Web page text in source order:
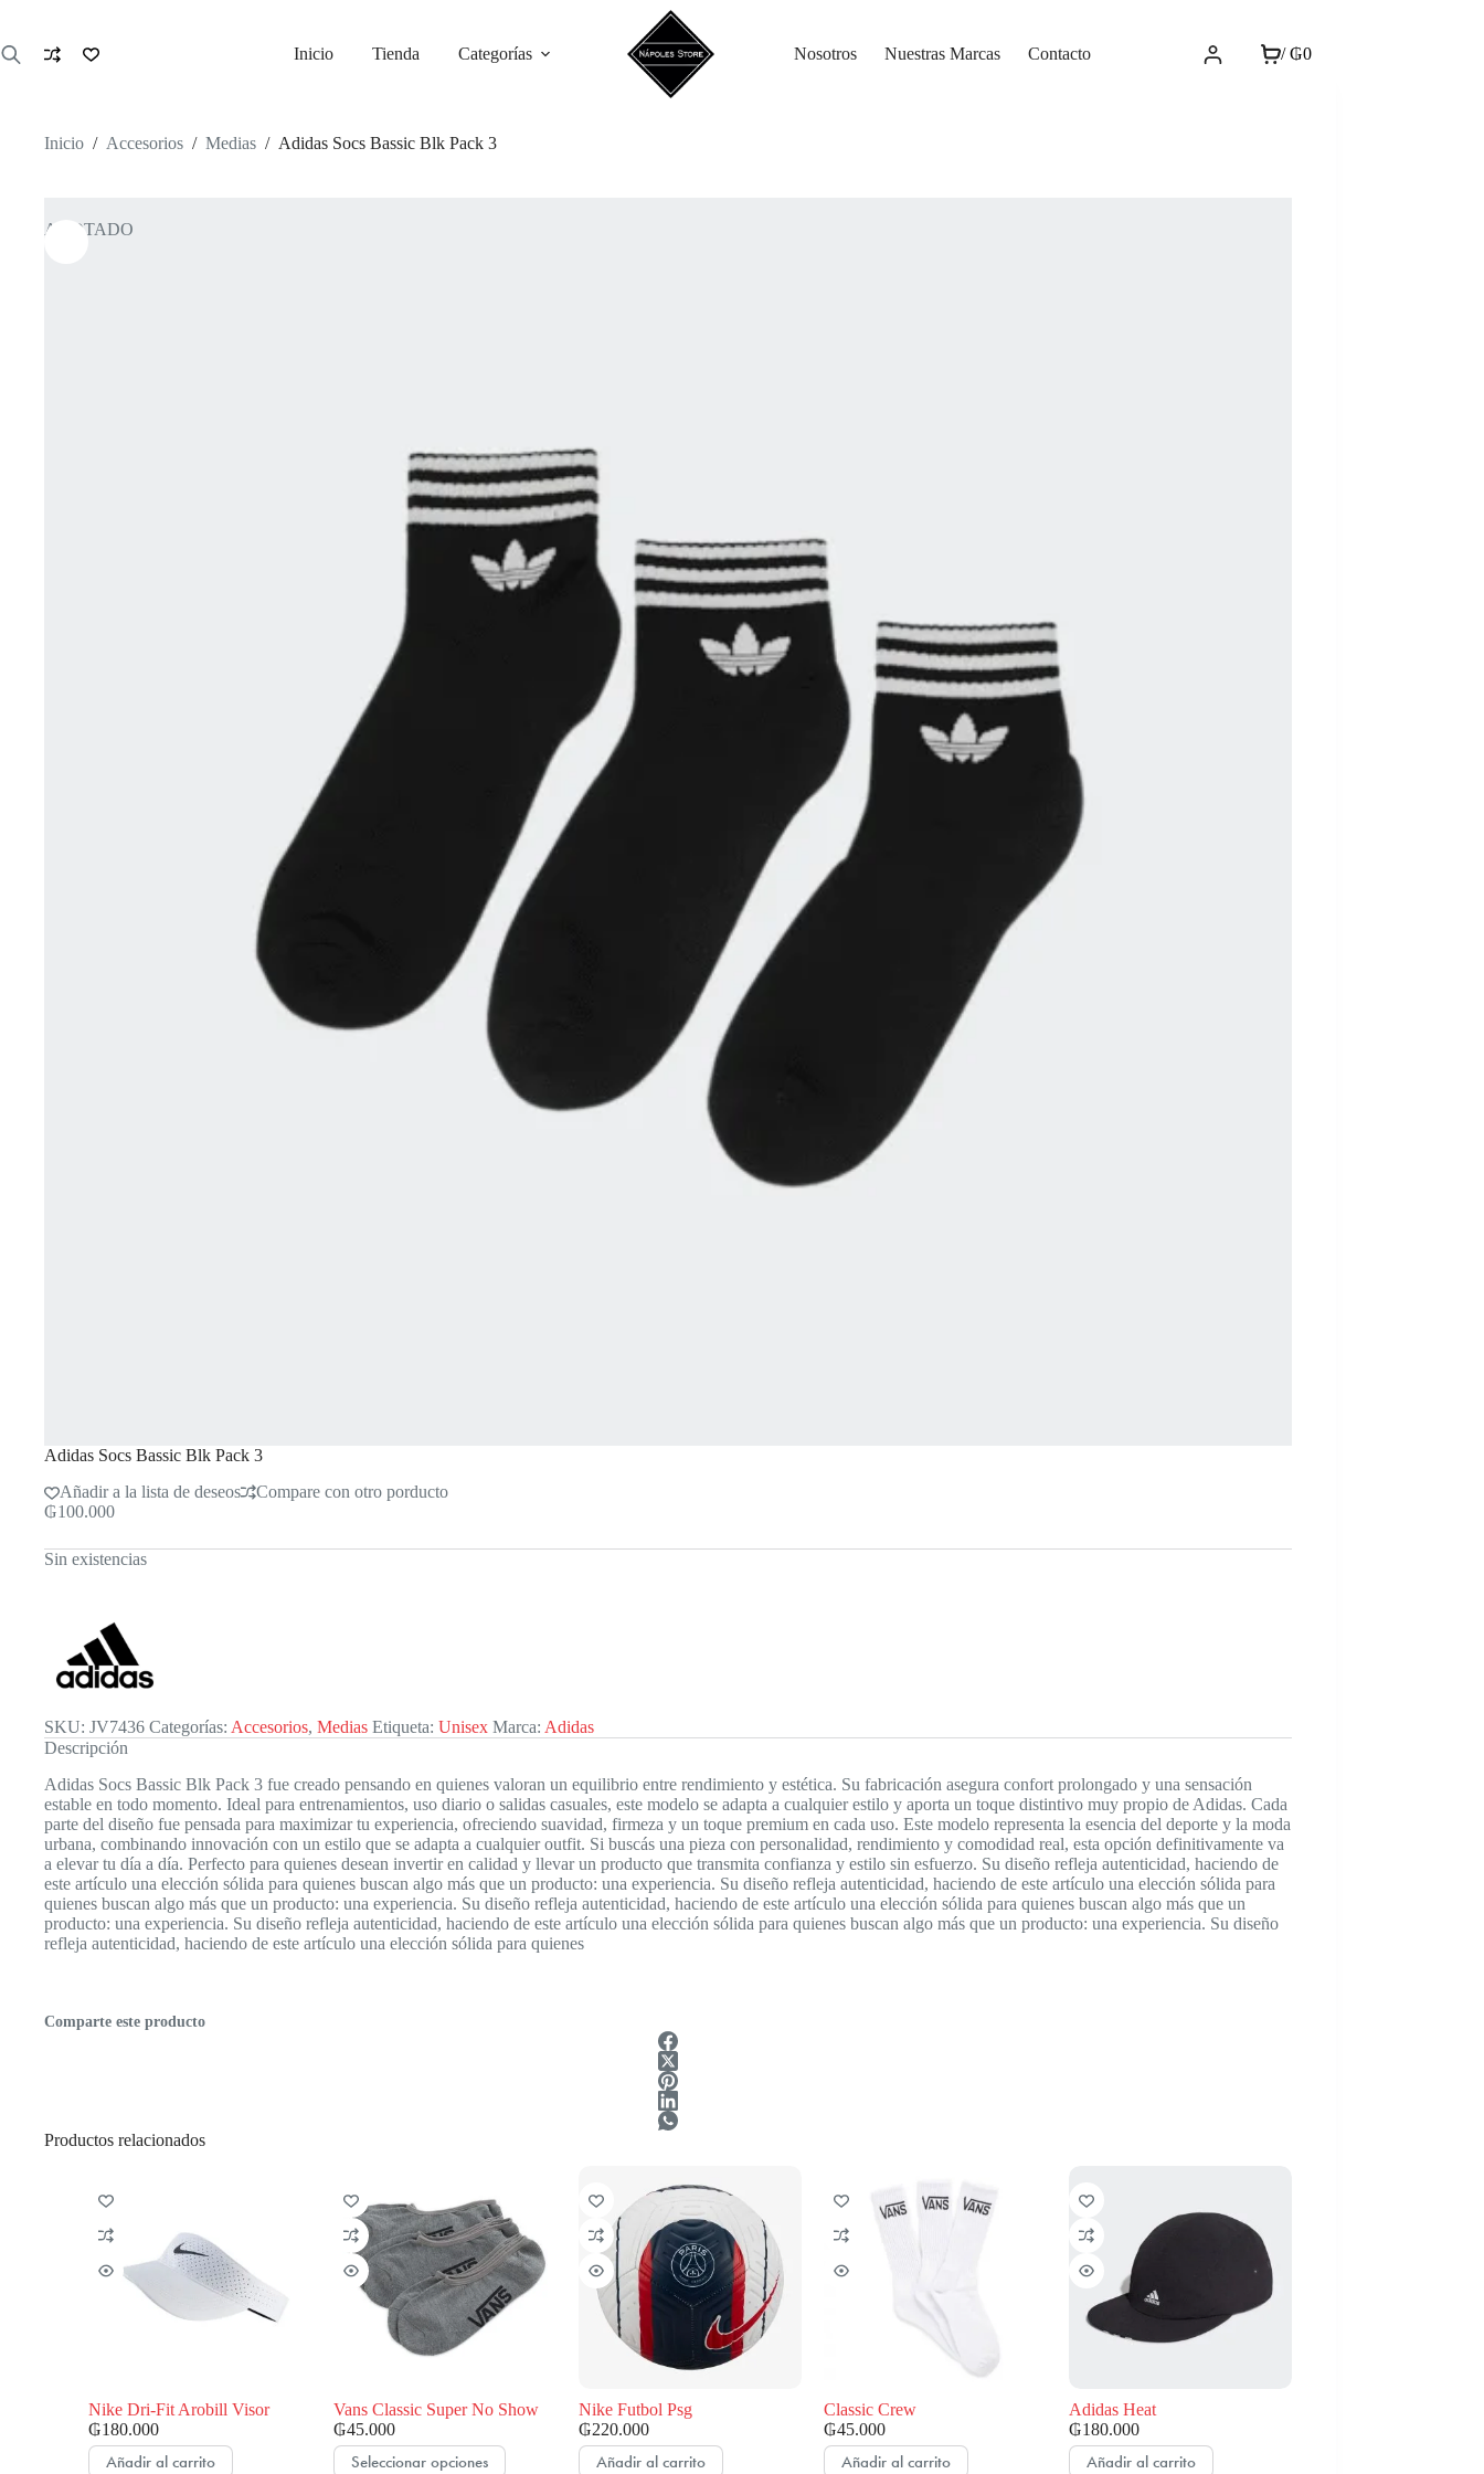
contenido
Inicio Tienda Categorías Nosotros Nuestras Marcas Contacto /₲0
Inicio / Accesorios / Medias / Adidas Socs Bassic Blk Pack 3
AGOTADO
Adidas Socs Bassic Blk Pack 3
Añadir a la lista de deseos
Compare con otro porducto
₲100.000
Sin existencias
SKU: JV7436 Categorías: Accesorios, Medias Etiqueta: Unisex Marca: Adidas
Descripción
Adidas Socs Bassic Blk Pack 3 fue creado pensando en quienes valoran un equilibrio entre rendimiento y estética. Su fabricación asegura confort prolongado y una sensación
estable en todo momento. Ideal para entrenamientos, uso diario o salidas casuales, este modelo se adapta a cualquier estilo y aporta un toque distintivo muy propio de Adidas. Cada
parte del diseño fue pensada para maximizar tu experiencia, ofreciendo suavidad, firmeza y un toque premium en cada uso. Este modelo representa la esencia del deporte y la moda
urbana, combinando innovación con un estilo que se adapta a cualquier outfit. Si buscás una pieza con personalidad, rendimiento y comodidad real, esta opción definitivamente va
a elevar tu día a día. Perfecto para quienes desean invertir en calidad y llevar un producto que transmita confianza y estilo sin esfuerzo. Su diseño refleja autenticidad, haciendo de
este artículo una elección sólida para quienes buscan algo más que un producto: una experiencia. Su diseño refleja autenticidad, haciendo de este artículo una elección sólida para
quienes buscan algo más que un producto: una experiencia. Su diseño refleja autenticidad, haciendo de este artículo una elección sólida para quienes buscan algo más que un
producto: una experiencia. Su diseño refleja autenticidad, haciendo de este artículo una elección sólida para quienes buscan algo más que un producto: una experiencia. Su diseño
refleja autenticidad, haciendo de este artículo una elección sólida para quienes
Comparte este producto
Productos relacionados
Nike Dri-Fit Arobill Visor
₲180.000
Añadir al carrito
Vans Classic Super No Show
₲45.000
Seleccionar opciones
Este
Nike Futbol Psg
₲220.000
Añadir al carrito
Classic Crew
₲45.000
Añadir al carrito
Adidas Heat
₲180.000
Añadir al carrito